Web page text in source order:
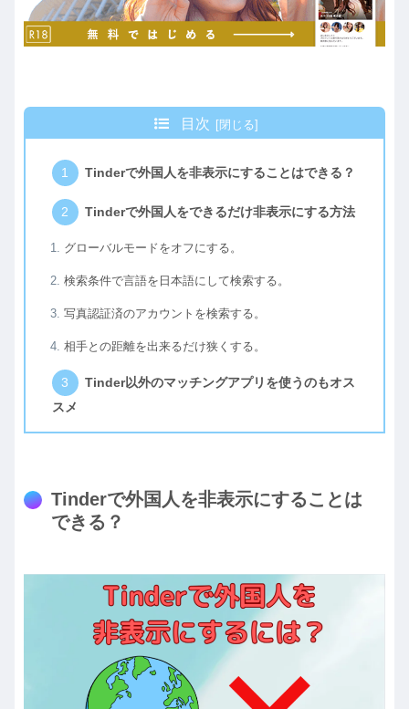
目次
Tinderで外国人を非表示にすることはできる？
Tinderで外国人をできるだけ非表示にする方法
グローバルモードをオフにする。
検索条件で言語を日本語にして検索する。
写真認証済のアカウントを検索する。
相手との距離を出来るだけ狭くする。
Tinder以外のマッチングアプリを使うのもオス
スメ
Tinderで外国人を非表示にすることは
できる？